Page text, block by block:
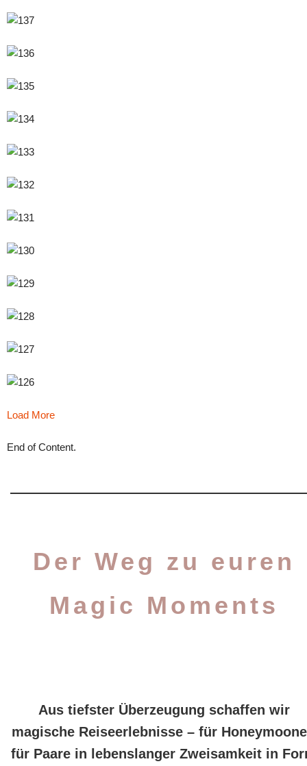
Load More
End of Content.
Der Weg zu euren
Magic Moments
Aus tiefster Überzeugung schaffen wir
magische Reiseerlebnisse – für
für Paare in lebenslanger Zweisamkeit in